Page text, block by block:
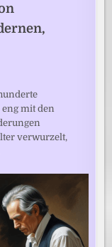
mit den
verwurzelt,